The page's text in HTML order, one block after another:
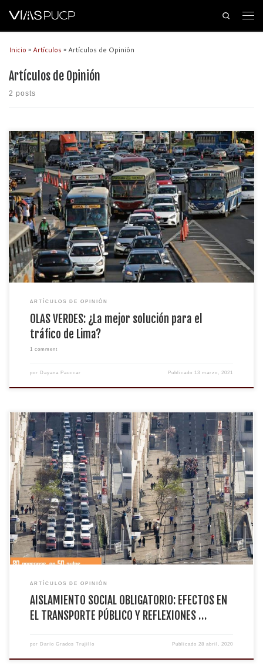
Search
Inicio »Artículos » Artículos de Opinión
Artículos de Opinión
2 posts
Por JERSON AGURTO MONTENEGRO Estudiante de Ingeniería Civil en la
PUCP. Miembro de Organización y Logística en Vías PUCP. El Perú es un
país que año tras año lucha con diversos problemas sociales y
estructurales que, de alguna u otra forma, impiden su desarrollo. El primero
de esta lista es […]
ARTÍCULOS DE OPINIÓN
OLAS VERDES: ¿La mejor solución para el
tráfico de Lima?
1 comment
por Dayana Pauccar Publicado 13 marzo, 2021
Escrito por Miguel Calderón Pintado y Darío Grados Trujillo SITUACIÓN
ACTUAL El transporte público urbano en la ciudad de Lima forma parte de
la rutina de toda la población activa, pero también es un tema bastante
controversial; es un hecho que todos los ciudadanos, han sido víctimas de
la congestión […]
ARTÍCULOS DE OPINIÓN
AISLAMIENTO SOCIAL OBLIGATORIO: EFECTOS EN
EL TRANSPORTE PÚBLICO Y REFLEXIONES …
por Darío Grados Trujillo Publicado 28 abril, 2020